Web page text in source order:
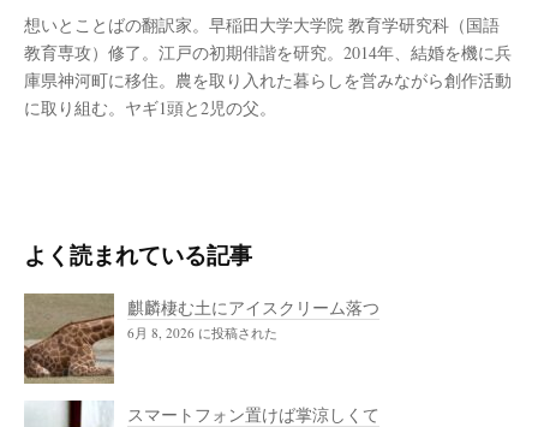
想いとことばの翻訳家。早稲田大学大学院 教育学研究科（国語
教育専攻）修了。江戸の初期俳諧を研究。2014年、結婚を機に兵
庫県神河町に移住。農を取り入れた暮らしを営みながら創作活動
に取り組む。ヤギ1頭と2児の父。
よく読まれている記事
麒麟棲む土にアイスクリーム落つ
6月 8, 2026 に投稿された
スマートフォン置けば掌涼しくて